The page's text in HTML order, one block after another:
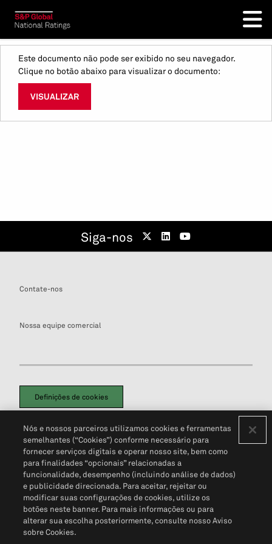
Este documento não pode ser exibido no seu navegador.
Clique no botão abaixo para visualizar o documento:
VISUALIZAR
Siga-nos
Contate-nos
Nossa equipe comercial
Definições de cookies
Política de PrivacidadePortal de privacidade do cliente (em inglês)
Não Venda Minhas Informações Pessoais© 2026 S&P Global
Nós e nossos parceiros utilizamos cookies e ferramentas
semelhantes (“Cookies”) conforme necessário para
fornecer serviços digitais e operar nosso site, bem como
para finalidades “opcionais” relacionadas a
funcionalidade, desempenho (incluindo análise de dados)
e publicidade direcionada. Para aceitar, rejeitar ou
modificar suas configurações de cookies, utilize os
botões neste banner. Para mais informações ou para
alterar sua escolha posteriormente, consulte nosso Aviso
sobre Cookies.